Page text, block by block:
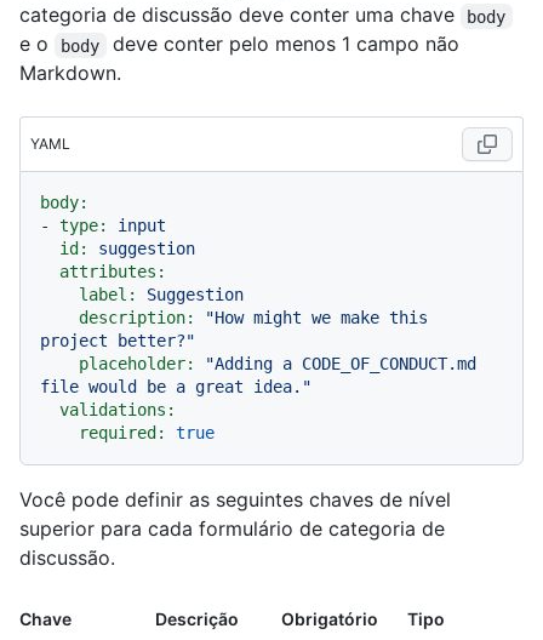
categoria de discussão deve conter uma chave
body
e o body
deve conter pelo menos 1 campo não
Markdown.
YAML
body:
-
type:
input
id:
suggestion
attributes:
label:
Suggestion
description:
"How might we make this
project better?"
placeholder:
"Adding a CODE_OF_CONDUCT.md
file would be a great idea."
validations:
required:
true
Você pode definir as seguintes chaves de nível
superior para cada formulário de categoria de
discussão.
Chave Descrição Obrigatório Tipo